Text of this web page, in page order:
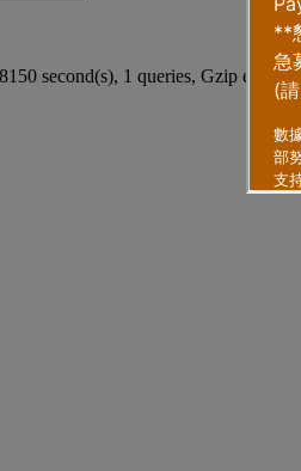
second(s), 1 queries, Gzip enabled